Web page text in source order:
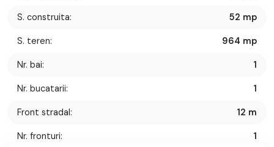
S. construita: 52 mp
S. teren: 964 mp
Nr. bai: 1
Nr. bucatarii: 1
Front stradal: 12 m
Nr. fronturi: 1